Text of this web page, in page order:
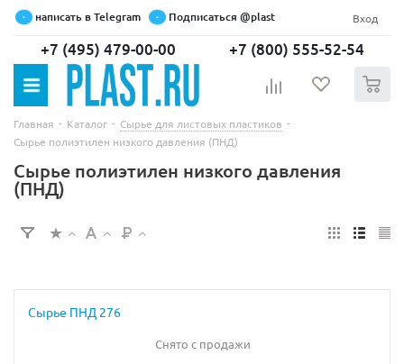
написать в Telegram Подписаться @plast Вход
+7 (495) 479-00-00 +7 (800) 555-52-54
Главная - Каталог - Сырье для листовых пластиков -
Сырье полиэтилен низкого давления (ПНД)
Сырье полиэтилен низкого давления
(ПНД)
Сырье ПНД 276
Снято с продажи